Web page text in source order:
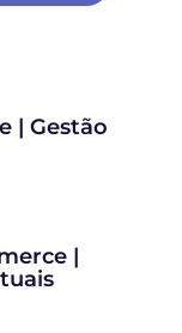
| Gestão
|